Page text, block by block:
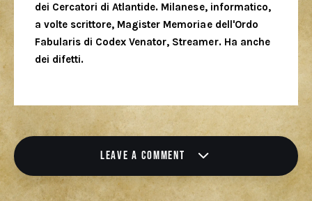
dei Cercatori di Atlantide. Milanese, informatico,
a volte scrittore, Magister Memoriae dell'Ordo
Fabularis di Codex Venator, Streamer. Ha anche
dei difetti.
LEAVE A COMMENT